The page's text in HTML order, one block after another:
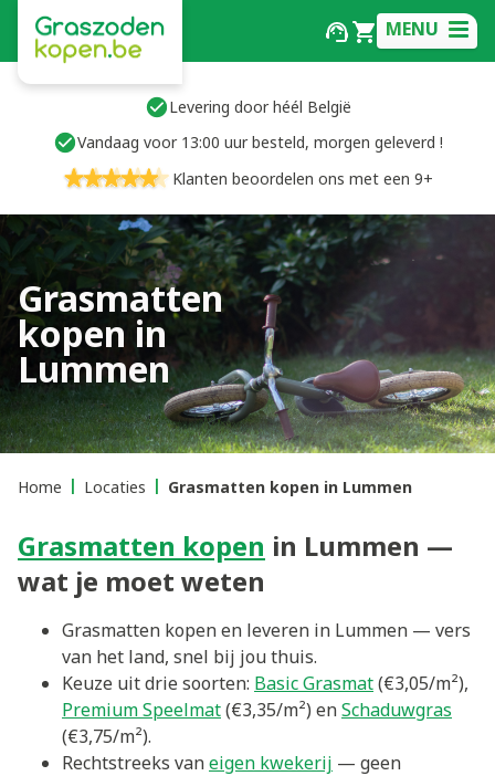
MENU
Levering door héél België
Vandaag voor 13:00 uur besteld, morgen geleverd !
Klanten beoordelen ons met een 9+
Grasmatten
kopen in
Lummen
Home Locaties Grasmatten kopen in Lummen
Grasmatten kopen in Lummen —
wat je moet weten
Grasmatten kopen en leveren in Lummen — vers
van het land, snel bij jou thuis.
Keuze uit drie soorten: Basic Grasmat(€3,05/m²),
Premium Speelmat(€3,35/m²) enSchaduwgras
(€3,75/m²).
Rechtstreeks vaneigen kwekerij — geen